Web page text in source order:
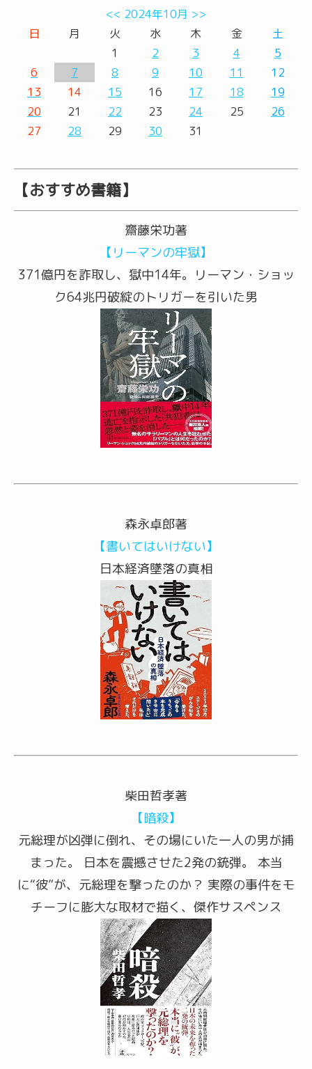
<< 2024年10月 >>
日
月 火 水 木 金
土
1
2 3 4
5
6
7 8 9 10 11
12
13
14 15 16 17 18
19
20
21 22 23 24 25
26
27
28 29 30 31
【おすすめ書籍】
齋藤栄功著
【リーマンの牢獄】
371億円を詐取し、獄中14年。リーマン・ショッ
ク64兆円破綻のトリガーを引いた男
森永卓郎著
【書いてはいけない】
日本経済墜落の真相
柴田哲孝著
【暗殺】
元総理が凶弾に倒れ、その場にいた一人の男が捕
まった。 日本を震撼させた2発の銃弾。 本当
に“彼”が、元総理を撃ったのか？ 実際の事件をモ
チーフに膨大な取材で描く、傑作サスペンス